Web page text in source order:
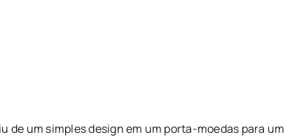
de um simples design em um porta-moedas para um